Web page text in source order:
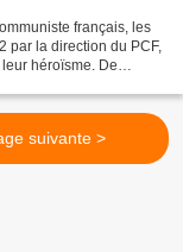
français, les
par la direction du PCF,
héroïsme. De
suivante >